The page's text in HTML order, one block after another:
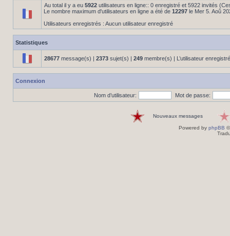
Au total il y a eu 5922 utilisateurs en ligne:: 0 enregistré et 5922 invités
Le nombre maximum d'utilisateurs en ligne a été de 12297 le Mer 5. Aoû
Utilisateurs enregistrés : Aucun utilisateur enregistré
Statistiques
28677 message(s) | 2373 sujet(s) | 249 membre(s) | L’utilisateur
Connexion
Nom d’utilisateur: Mot de passe:
Nouveaux messages
Powered by phpBB